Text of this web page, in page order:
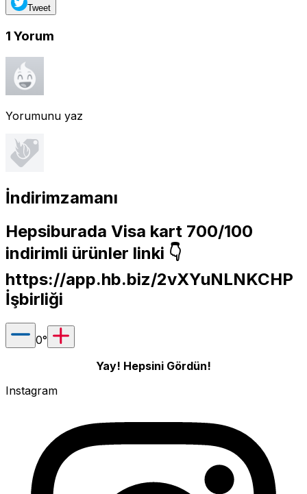
Tweet
1 Yorum
Yorumunu yaz
İndirimzamanı
Hepsiburada Visa kart 700/100
indirimli ürünler linki 👇
https://app.hb.biz/2vXYuNLNKCHP
İşbirliği
0°
Yay! Hepsini Gördün!
Instagram